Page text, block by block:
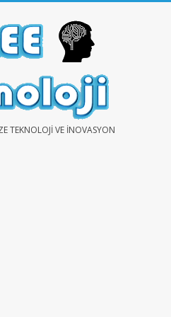
TEKNOLOJI VE İNOVASYON